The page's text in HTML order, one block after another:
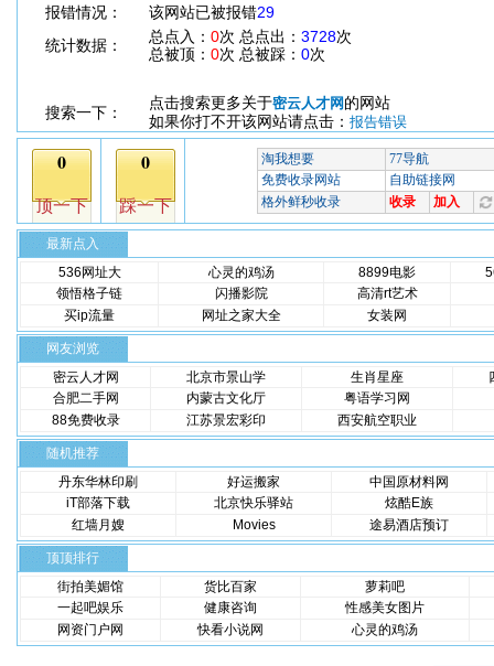
报错情况：
该网站已被报错29
统计数据：
总点入： 0次 总点出： 3728次
总被顶： 0次 总被踩： 0次
搜索一下：
点击搜索更多关于密云人才网 的网站
如果你打不开该网站请点击： 报告错误
最新点入
536网址大
心灵的鸡汤 8899电影
领悟格子链
闪播影院
高清rt艺术
买ip流量
网址之家大全 女装网
网友浏览
密云人才网
北京市景山学 生肖星座
合肥二手网
内蒙古文化厅
粤语学习网
88免费收录
江苏景宏彩印 西安航空职业
随机推荐
丹东华林印刷
好运搬家
中国原材料网
iT部落下载
北京快乐驿站
炫酷E族
红墙月嫂
Movies 途易酒店预订
顶顶排行
街拍美媚馆
货比百家
萝莉吧
一起吧娱乐
健康咨询
性感美女图片
网资门户网
快看小说网 心灵的鸡汤